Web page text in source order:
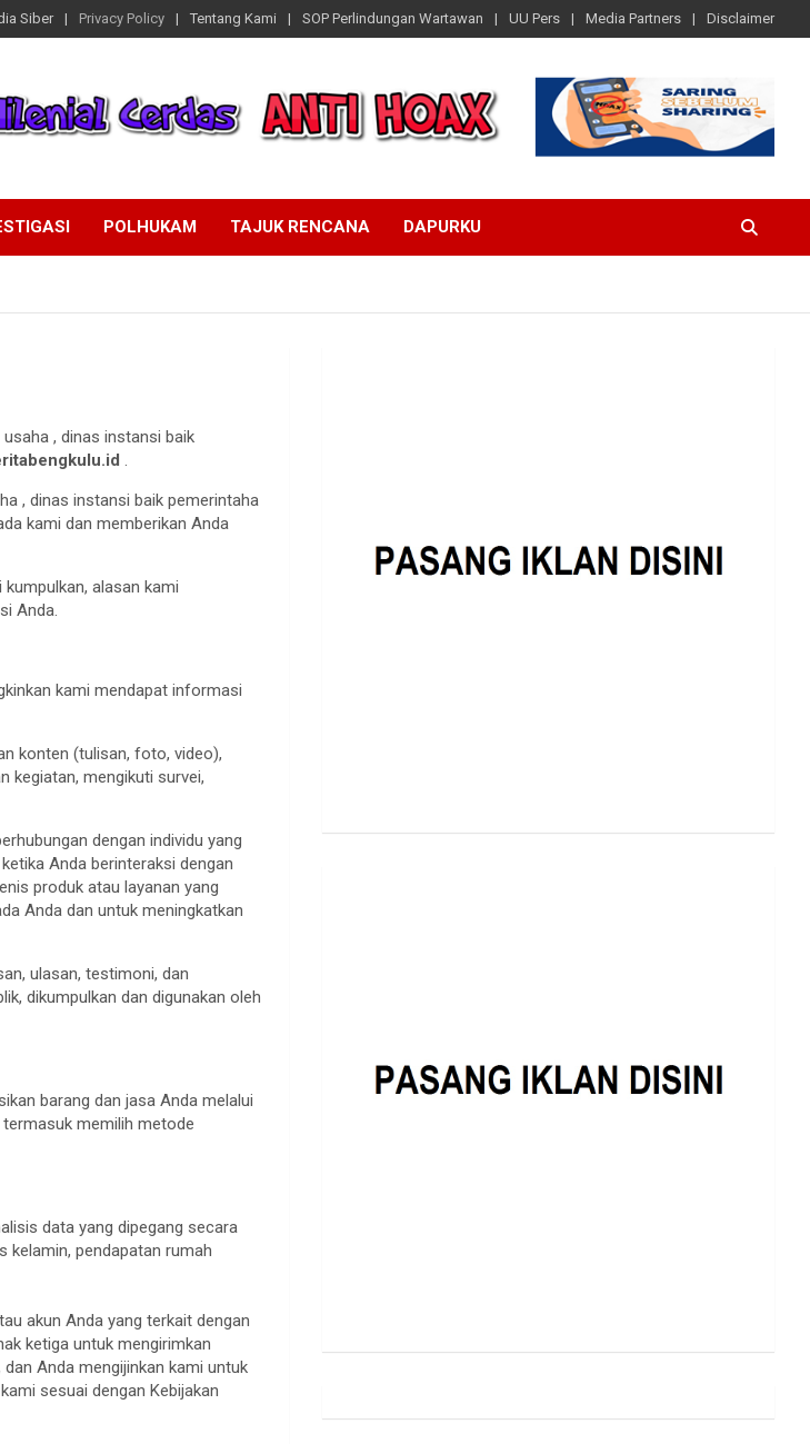
Siber Privacy Policy Tentang Kami SOP Perlindungan Wartawan UU Pers Media Partners Disclaimer
POLHUKAM TAJUK RENCANA DAPURKU
, dinas instansi baik
.
, dinas instansi baik pemerintaha
kami dan memberikan Anda
alasan kami
Anda.
kami mendapat informasi
konten (tulisan, foto, video),
kegiatan, mengikuti survei,
dengan individu yang
Anda berinteraksi dengan
produk atau layanan yang
Anda dan untuk meningkatkan
ulasan, testimoni, dan
dikumpulkan dan digunakan oleh
barang dan jasa Anda melalui
termasuk memilih metode
data yang dipegang secara
kelamin, pendapatan rumah
akun Anda yang terkait dengan
ketiga untuk mengirimkan
Anda mengijinkan kami untuk
sesuai dengan Kebijakan